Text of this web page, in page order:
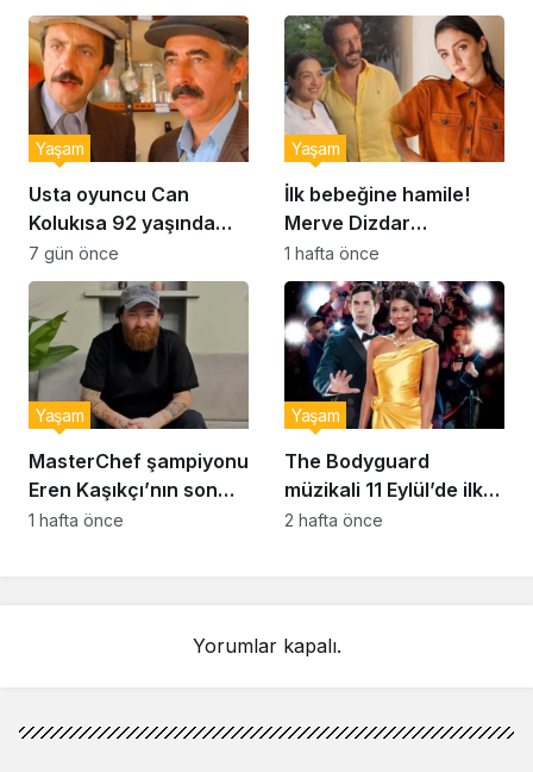
kurabiye tarifi…
Usta oyuncu Can
Kolukısa 92 yaşında
hayatını kaybetti
Yaşam
7 gün önce
İlk bebeğine hamile!
Merve Dizdar
sessizliğini bozdu: ‘İsim
bulmak çok zor’
Yaşam
1 hafta önce
MasterChef şampiyonu
Eren Kaşıkçı’nın son
anlarındaki kahreden
Yaşam
1 hafta önce
The Bodyguard
müzikali 11 Eylül’de ilk
kez Türkiye’de
Yaşam
2 hafta önce
Yorumlar kapalı.